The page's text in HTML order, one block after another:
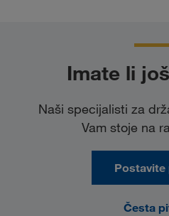
Imate li
Naši specijalisti za
Vam stoje na
Postavite
Česta